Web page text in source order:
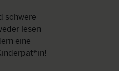
schwere
lesen
eine